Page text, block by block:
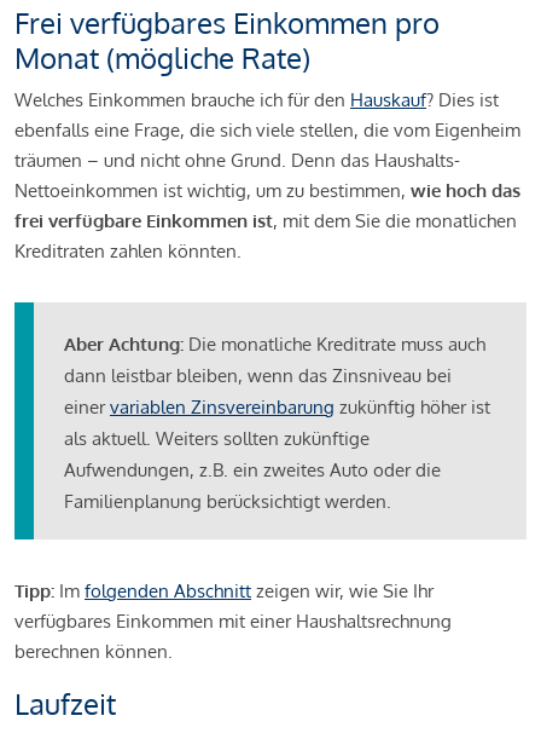
Frei verfügbares Einkommen pro
Monat (mögliche Rate)
Welches Einkommen brauche ich für den Hauskauf? Dies ist
ebenfalls eine Frage, die sich viele stellen, die vom Eigenheim
träumen – und nicht ohne Grund. Denn das Haushalts-
Nettoeinkommen ist wichtig, um zu bestimmen, wie hoch das
frei verfügbare Einkommen ist, mit dem Sie die monatlichen
Kreditraten zahlen könnten.
Aber Achtung: Die monatliche Kreditrate muss auch
dann leistbar bleiben, wenn das Zinsniveau bei
einervariablen Zinsvereinbarung zukünftig höher ist
als aktuell. Weiters sollten zukünftige
Aufwendungen, z.B. ein zweites Auto oder die
Familienplanung berücksichtigt werden.
Tipp: Im folgenden Abschnitt zeigen wir, wie Sie Ihr
verfügbares Einkommen mit einer Haushaltsrechnung
berechnen können.
Laufzeit